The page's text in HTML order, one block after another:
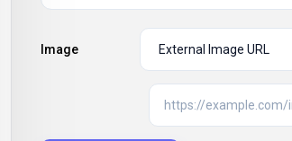
Image